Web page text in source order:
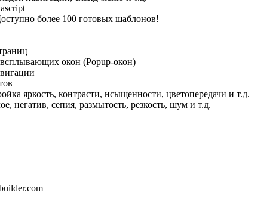
более 100 готовых шаблонов!
окон (Popup-окон)
яркость, контрасти, нсыщенности, цветопередачи и т.д.
негатив, сепия, размытость, резкость, шум и т.д.